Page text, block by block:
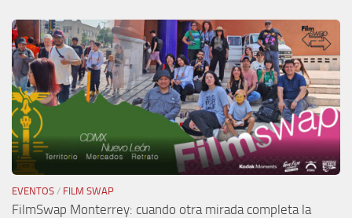
EVENTOS / FILM SWAP
FilmSwap Monterrey: cuando otra mirada completa la